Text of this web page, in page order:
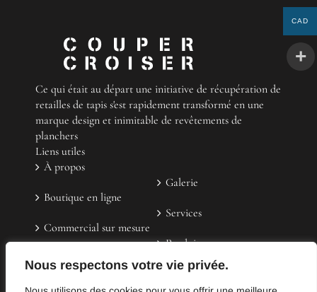
Nous respectons votre vie privée.
Ce qui était au départ une initiative de récupération de
retailles de tapis s'est rapidement transformé en une
marque design et inimitable de revêtements de
planchers
Liens utiles
À propos
Boutique en ligne
Commercial sur mesure
Témoignages
Galerie
Services
Produit
Contactez-nous
CAD